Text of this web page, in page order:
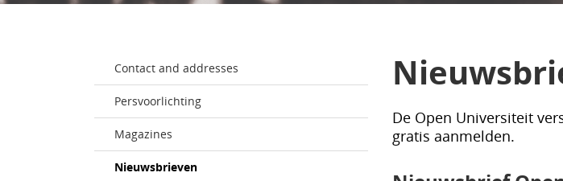
Contact and addresses
Persvoorlichting
Magazines
Nieuwsbrieven
De Open Universiteit
gratis aanmelden.